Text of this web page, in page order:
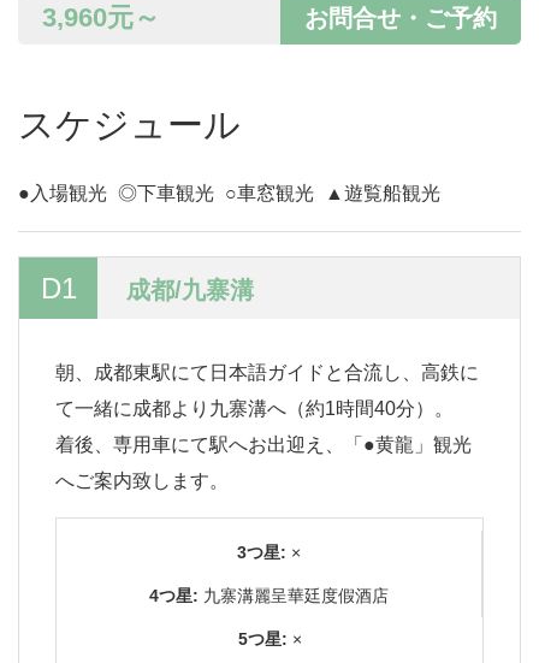
お問合せ・ご予約
3,960元～
スケジュール
●入場観光 ◎下車観光 ○車窓観光 ▲遊覧船観光
D1 成都/九寨溝
朝、成都東駅にて日本語ガイドと合流し、高鉄に
て一緒に成都より九寨溝へ（約1時間40分）。
着後、専用車にて駅へお出迎え、「●黄龍」観光
へご案内致します。
3つ星: ×
4つ星: 九寨溝麗呈華廷度假酒店
5つ星: ×